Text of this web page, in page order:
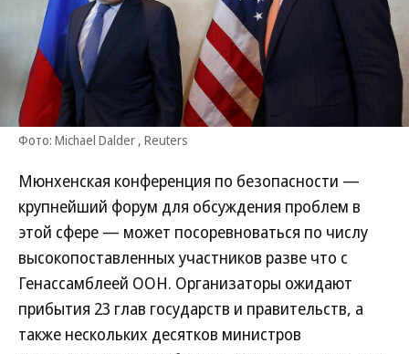
Фото: Michael Dalder , Reuters
Мюнхенская конференция по безопасности —
крупнейший форум для обсуждения проблем в
этой сфере — может посоревноваться по числу
высокопоставленных участников разве что с
Генассамблеей ООН. Организаторы ожидают
прибытия 23 глав государств и правительств, а
также нескольких десятков министров